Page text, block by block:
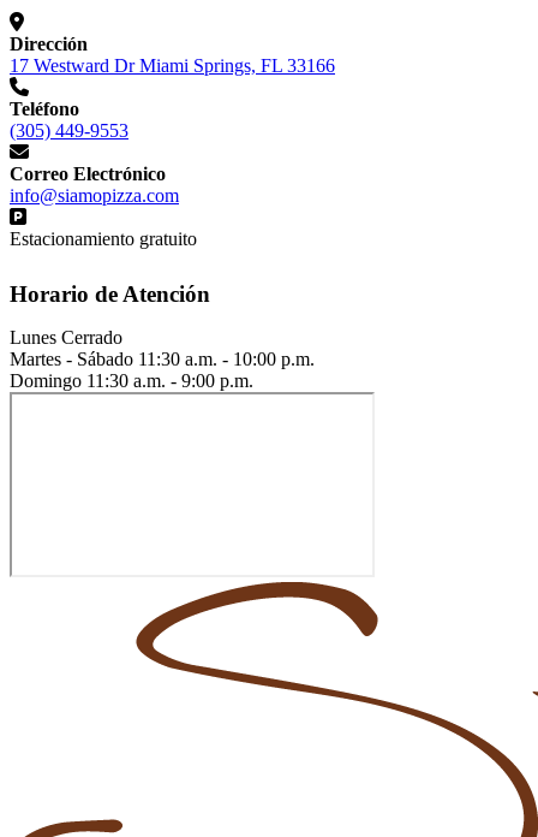
Dirección
17 Westward Dr Miami Springs, FL 33166
Teléfono
(305) 449-9553
Correo Electrónico
info@siamopizza.com
Estacionamiento gratuito
Horario de Atención
Lunes Cerrado
Martes - Sábado 11:30 a.m. - 10:00 p.m.
Domingo 11:30 a.m. - 9:00 p.m.